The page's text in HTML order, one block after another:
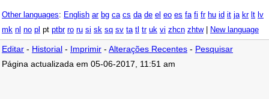
Other languages: English ar bg ca cs da de el eo es fa fi fr hu id it ja kr lt lv
mk nl no pl pt ptbr ro ru si sk sq sv ta tl tr uk vi zhcn zhtw| New language
Editar - Historial - Imprimir - Alterações Recentes - Pesquisar
Página actualizada em 05-06-2017, 11:51 am